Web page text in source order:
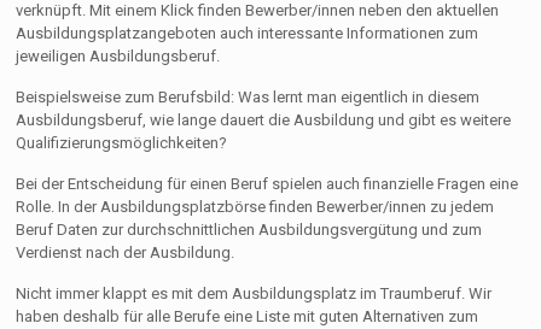
verknüpft. Mit einem Klick finden Bewerber/innen neben den aktuellen
Ausbildungsplatzangeboten auch interessante Informationen zum
jeweiligen Ausbildungsberuf.
Beispielsweise zum Berufsbild: Was lernt man eigentlich in diesem
Ausbildungsberuf, wie lange dauert die Ausbildung und gibt es weitere
Qualifizierungsmöglichkeiten?
Bei der Entscheidung für einen Beruf spielen auch finanzielle Fragen eine
Rolle. In der Ausbildungsplatzbörse finden Bewerber/innen zu jedem
Beruf Daten zur durchschnittlichen Ausbildungsvergütung und zum
Verdienst nach der Ausbildung.
Nicht immer klappt es mit dem Ausbildungsplatz im Traumberuf. Wir
haben deshalb für alle Berufe eine Liste mit guten Alternativen zum